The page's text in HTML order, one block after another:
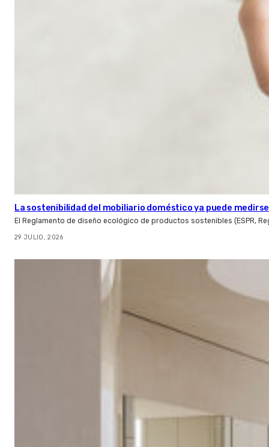
La sostenibilidad del mobiliario doméstico ya puede
El Reglamento de diseño ecológico de productos sostenibles (ESPR,
29 JULIO, 2026